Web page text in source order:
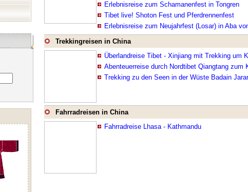
Erlebnisreise zum Schamanenfest in Tongren
Tibet live! Shoton Fest und Pferdrennenfest
Erlebnisreise zum Neujahrfest (Losar) in Aba
Trekkingreisen in China
Überlandreise Tibet - Xinjiang mit Trekking um
Abenteuerreise durch Nordtibet Qiangtang zum
Trekking zu den Seen in der Wüste Badain
Fahrradreisen in China
Fahrradreise Lhasa - Kathmandu